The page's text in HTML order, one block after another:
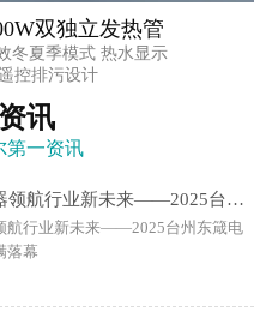
双独立发热管
冬夏季模式 热水显示
控排污设计
讯
第一资讯
安格尔电热水器领航行业新未来——2025台州东箴电器新品品鉴会圆满落幕
航行业新未来——2025台州东箴电
落幕